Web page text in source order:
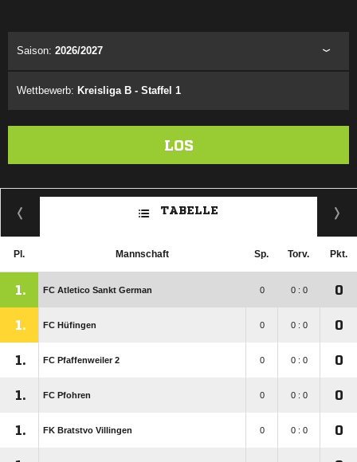
Saison: 2026/2027
Wettbewerb: Kreisliga B - Staffel 1
LOS
TABELLE
Pl. Mannschaft Sp. Torv. Pkt.
1. FC Atletico Sankt German 0 0 : 0 0
1. FC Hüfingen 0 0 : 0 0
1. FC Pfaffenweiler 2 0 0 : 0 0
1. FC Pfohren 0 0 : 0 0
1. FK Bratstvo Villingen 0 0 : 0 0